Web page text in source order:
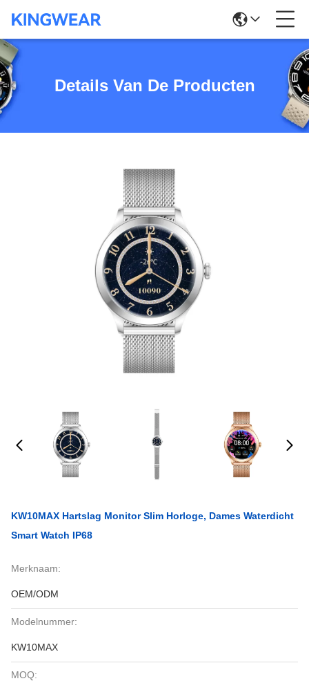
Details Van De Producten
KW10MAX Hartslag Monitor Slim Horloge, Dames Waterdicht
Smart Watch IP68
Merknaam:
OEM/ODM
Modelnummer:
KW10MAX
MOQ: